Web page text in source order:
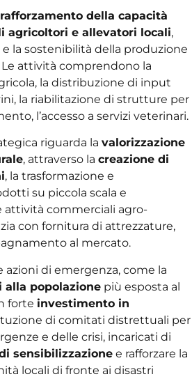
rafforzamento della capacità
agricoltori e allevatori locali,
la sostenibilità della produzione
attività comprendono la
la distribuzione di input
la riabilitazione di strutture per
l’accesso a servizi veterinari.
riguarda la valorizzazione
, attraverso la creazione di
, la trasformazione e
su piccola scala e
attività commerciali agro-
con fornitura di attrezzature,
al mercato.
di emergenza, come la
popolazione più esposta al
forte investimento in
di comitati distrettuali per
e delle crisi, incaricati di
sensibilizzazione e rafforzare la
locali di fronte ai disastri